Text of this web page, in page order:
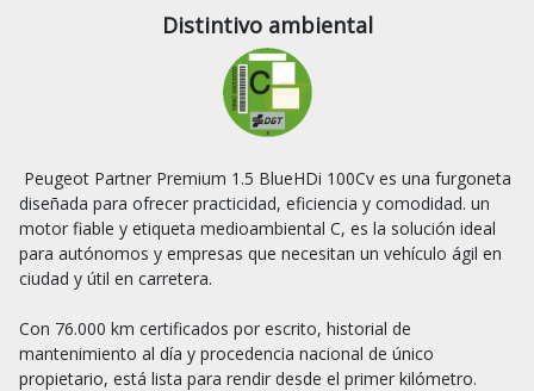
Distintivo ambiental
diseñada para ofrecer practicidad, eficiencia y comodidad. un
motor fiable y etiqueta medioambiental C, es la solución ideal
para autónomos y empresas que necesitan un vehículo ágil en
ciudad y útil en carretera.
Con 76.000 km certificados por escrito, historial de
mantenimiento al día y procedencia nacional de único
propietario, está lista para rendir desde el primer kilómetro.